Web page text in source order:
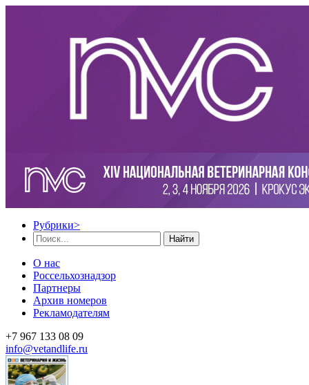
Рубрики>
Найти
О нас
Россельхознадзор
Партнеры
Архив номеров
Рекламодателям
+7 967 133 08 09
info@vetandlife.ru